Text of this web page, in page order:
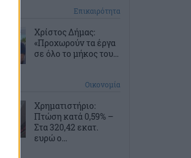
Επικαιρότητα
Χρίστος Δήμας:
«Προχωρούν τα έργα
σε όλο το μήκος του...
Οικονομία
Χρηματιστήριο:
Πτώση κατά 0,59% –
Στα 320,42 εκατ.
ευρώ ο...